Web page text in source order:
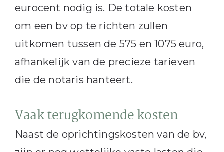
eurocent nodig is. De totale kosten
om een bv op te richten zullen
uitkomen tussen de 575 en 1075 euro,
afhankelijk van de precieze tarieven
die de notaris hanteert.
Vaak terugkomende kosten
Naast de oprichtingskosten van de bv,